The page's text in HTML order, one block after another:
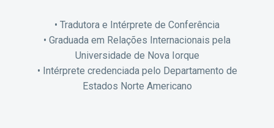
• Tradutora e Intérprete de Conferência
• Graduada em Relações Internacionais pela
Universidade de Nova Iorque
• Intérprete credenciada pelo Departamento de
Estados Norte Americano